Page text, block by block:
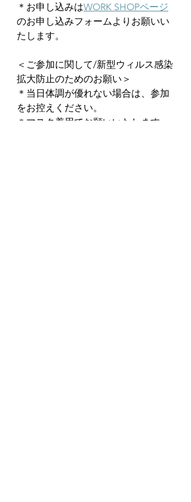
＊お申し込みはWORK SHOPページ
のお申し込みフォームよりお願いい
たします。
＜ご参加に関して/新型ウィルス感染
拡大防止のためのお願い＞
＊当日体調が優れない場合は、参加
をお控えください。
＊マスク着用でお願いいたします。